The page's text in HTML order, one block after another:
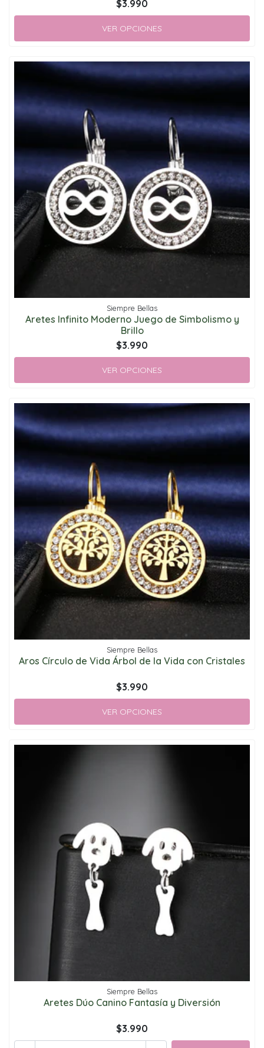
$3.990
VER OPCIONES
Siempre Bellas
Aretes Infinito Moderno Juego de Simbolismo y
Brillo
$3.990
VER OPCIONES
Siempre Bellas
Aros Círculo de Vida Árbol de la Vida con Cristales
$3.990
VER OPCIONES
Siempre Bellas
Aretes Dúo Canino Fantasía y Diversión
$3.990